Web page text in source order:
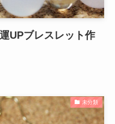
UPブレスレット作
未分類